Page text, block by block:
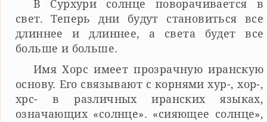
В Сурхури солнце поворачивается в
свет. Теперь дни будут становиться все
длиннее и длиннее, а света будет все
больше и больше.
Имя Хорс имеет прозрачную иранскую
основу. Его связывают с корнями хур-, хор-,
хрс- в различных иранских языках,
означающих «солнце». «сияющее солнце»,